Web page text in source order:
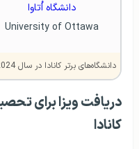
دانشگاه اُتاوا
University of Ottawa
دانشگاه‌های برتر کانادا در سال 2024
دریافت ویزا برای
کانادا